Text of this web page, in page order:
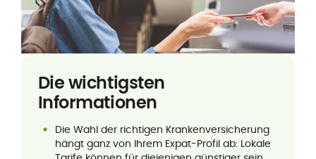
Die wichtigsten
Informationen
Die Wahl der richtigen Krankenversicherung
hängt ganz von Ihrem Expat-Profil ab: Lokale